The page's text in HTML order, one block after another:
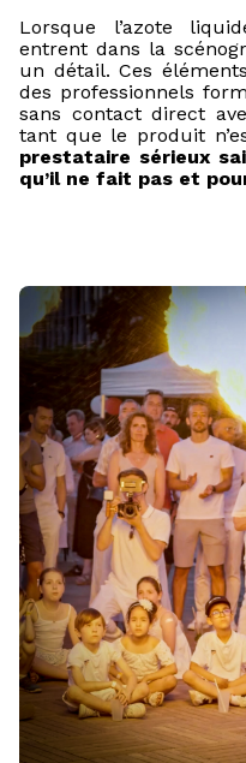
Lorsque l’azote
entrent dans la
un détail. Ces
des professionnels
sans contact direct
tant que le produit
prestataire sérieux
qu’il ne fait pas et